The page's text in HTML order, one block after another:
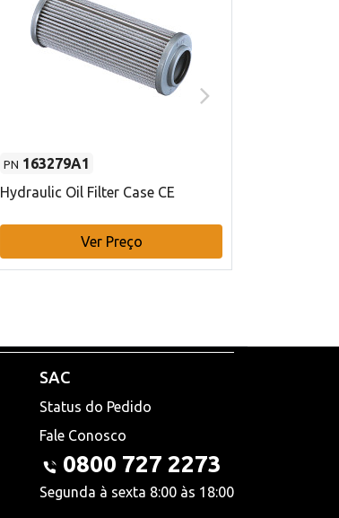
PN 163279A1
Hydraulic Oil Filter Case CE
Ver Preço
SAC
Status do Pedido
Fale Conosco
0800 727 2273
Segunda à sexta 8:00 às 18:00